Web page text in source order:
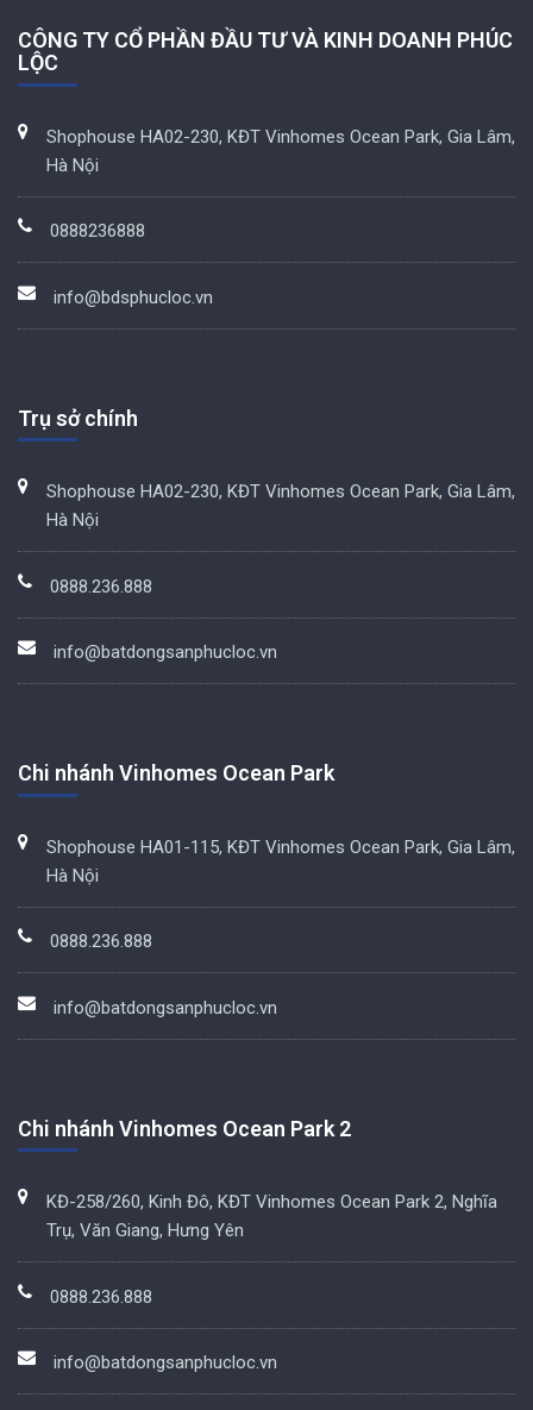
CÔNG TY CỔ PHẦN ĐẦU TƯ VÀ KINH DOANH PHÚC
LỘC
Shophouse HA02-230, KĐT Vinhomes Ocean Park, Gia Lâm,
Hà Nội
0888236888
info@bdsphucloc.vn
Trụ sở chính
Shophouse HA02-230, KĐT Vinhomes Ocean Park, Gia Lâm,
Hà Nội
0888.236.888
info@batdongsanphucloc.vn
Chi nhánh Vinhomes Ocean Park
Shophouse HA01-115, KĐT Vinhomes Ocean Park, Gia Lâm,
Hà Nội
0888.236.888
info@batdongsanphucloc.vn
Chi nhánh Vinhomes Ocean Park 2
KĐ-258/260, Kinh Đô, KĐT Vinhomes Ocean Park 2, Nghĩa
Trụ, Văn Giang, Hưng Yên
0888.236.888
info@batdongsanphucloc.vn